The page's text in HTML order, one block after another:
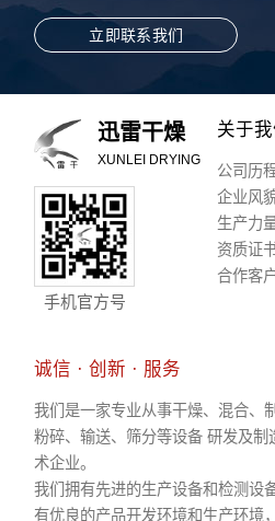
立即联系我们
迅雷干燥
XUNLEI DRYING
手机官方号
关于我
公司历
企业风
生产力
资质证
合作客户
诚信 · 创新 · 服务
我们是一家专业从事干燥、混合、
粉碎、输送、筛分等设备 研发及制
术企业。
我们拥有先进的生产设备和检测设
有优良的产品开发环境和生产环境